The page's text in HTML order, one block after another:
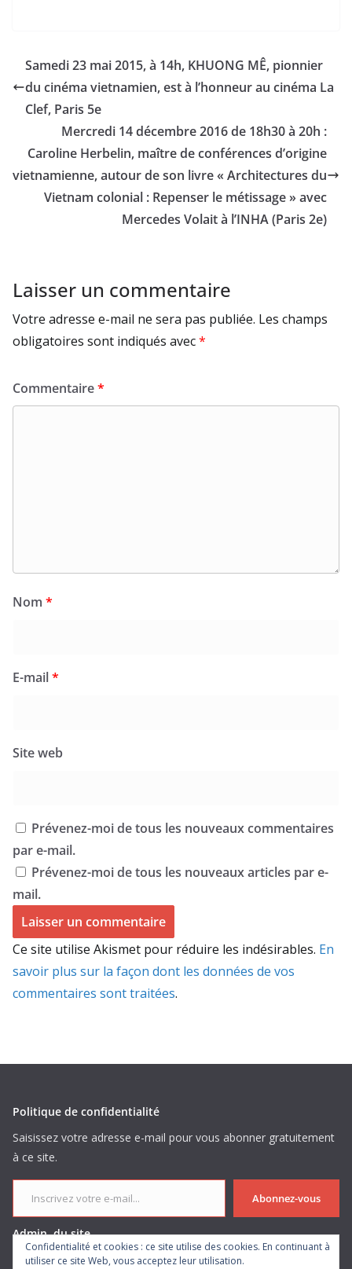
Samedi 23 mai 2015, à 14h, KHUONG MÊ, pionnier
du cinéma vietnamien, est à l’honneur au cinéma La
Clef, Paris 5e
Mercredi 14 décembre 2016 de 18h30 à 20h :
Caroline Herbelin, maître de conférences d’origine
vietnamienne, autour de son livre « Architectures du
Vietnam colonial : Repenser le métissage » avec
Mercedes Volait à l’INHA (Paris 2e)
Laisser un commentaire
Votre adresse e-mail ne sera pas publiée. Les champs
obligatoires sont indiqués avec*
Commentaire*
Nom *
E-mail*
Site web
Prévenez-moi de tous les nouveaux commentaires
par e-mail.
Prévenez-moi de tous les nouveaux articles par e-
mail.
Ce site utilise Akismet pour réduire les indésirables. En
savoir plus sur la façon dont les données de vos
commentaires sont traitées.
Politique de confidentialité
Saisissez votre adresse e-mail pour vous abonner gratuitement
à ce site.
Inscrivez votre e-mail...
Abonnez-vous
Admin. du site
Confidentialité et cookies : ce site utilise des cookies. En continuant à
utiliser ce site Web, vous acceptez leur utilisation.